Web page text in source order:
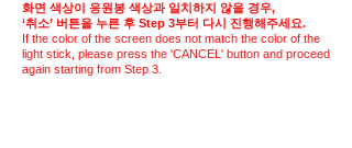
화면 색상이 응원봉 색상과 일치하지 않을 경우,
‘취소’ 버튼을 누른 후 Step 3부터 다시 진행해주세요.
If the color of the screen does not match the color of the
light stick, please press the 'CANCEL' button and proceed
again starting from Step 3.